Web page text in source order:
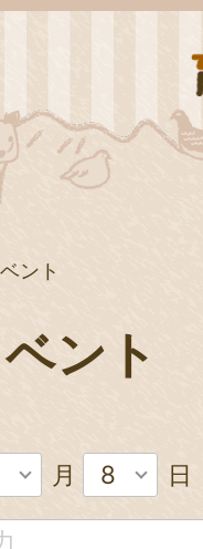
ント
ント
月 8 日